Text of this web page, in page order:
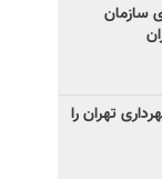
سازمان
تهران را